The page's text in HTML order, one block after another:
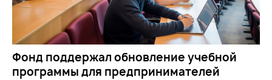
Фонд поддержал обновление учебной
программы для предпринимателей